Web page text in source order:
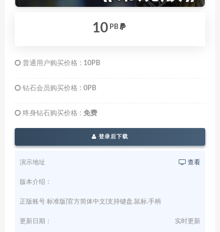
10 PB
普通用户购买价格 : 10PB
钻石会员购买价格 : 0PB
终身钻石购买价格 : 免费
登录后下载
演示地址 查看
版本介绍：
正版账号 标准版|官方简体中文|支持键盘.鼠标.手柄
更新日期： 实时更新